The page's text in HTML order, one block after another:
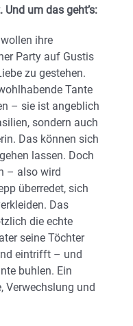
um das geht’s:
ihre
Party auf Gustis
zu gestehen.
Tante
– sie ist angeblich
sondern auch
Das können sich
lassen. Doch
– also wird
überredet, sich
Das
die echte
seine Töchter
eintrifft – und
buhlen. Ein
Verwechslung und